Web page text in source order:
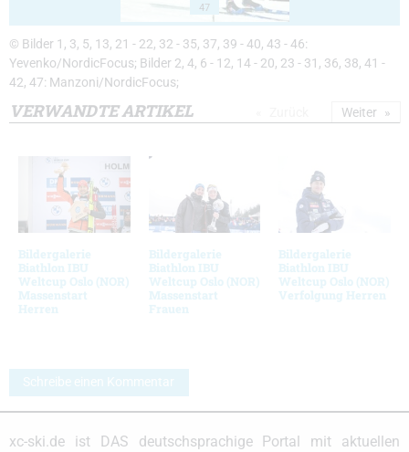
47
© Bilder 1, 3, 5, 13, 21 - 22, 32 - 35, 37, 39 - 40, 43 - 46:
Yevenko/NordicFocus; Bilder 2, 4, 6 - 12, 14 - 20, 23 - 31, 36, 38, 41 -
42, 47: Manzoni/NordicFocus;
VERWANDTE ARTIKEL
Bildergalerie
Biathlon IBU
Weltcup Oslo (NOR)
Massenstart
Herren
Bildergalerie
Biathlon IBU
Weltcup Oslo (NOR)
Massenstart
Frauen
Bildergalerie
Biathlon IBU
Weltcup Oslo (NOR)
Verfolgung Herren
Weiter
Schreibe einen Kommentar
xc-ski.de ist DAS deutschsprachige Portal mit aktuellen